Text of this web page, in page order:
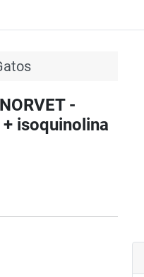
-
isoquinolina